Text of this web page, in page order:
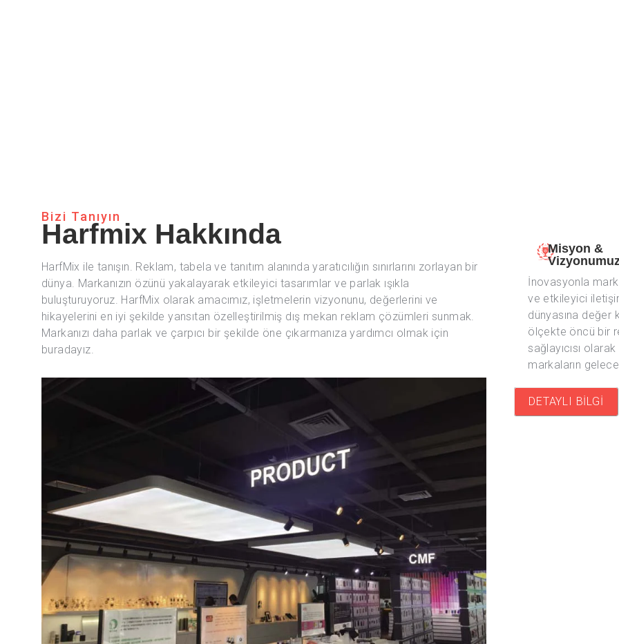
Bizi Tanıyın
Harfmix Hakkında
HarfMix ile tanışın. Reklam, tabela ve tanıtım alanında yaratıcılığın sınırlarını zorlayan bir
dünya. Markanızın özünü yakalayarak etkileyici tasarımlar ve parlak ışıkla
buluşturuyoruz. HarfMix olarak amacımız, işletmelerin vizyonunu, değerlerini ve
hikayelerini en iyi şekilde yansıtan özelleştirilmiş dış mekan reklam çözümleri sunmak.
Markanızı daha parlak ve çarpıcı bir şekilde öne çıkarmanıza yardımcı olmak için
buradayız.
Misyon &
İnovasyonla
ve etkileyici
dünyasına değer
ölçekte öncü bir
sağlayıcısı
markaların
DETAYLI BİLGİ